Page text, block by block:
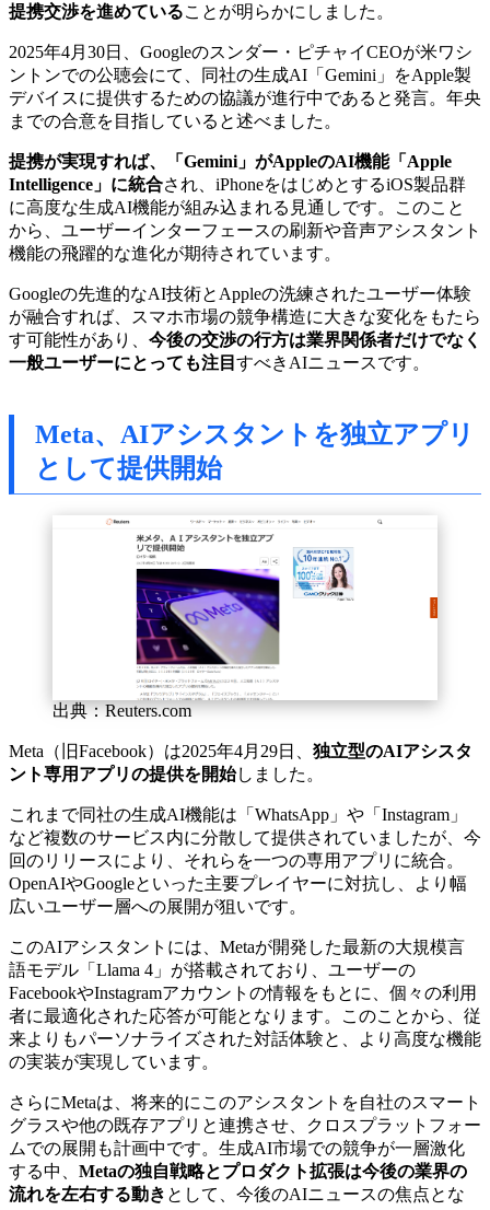
提携交渉を進めていることが明らかにしました。
2025年4月30日、Googleのスンダー・ピチャイCEOが米ワシ
ントンでの公聴会にて、同社の生成AI「Gemini」をApple製
デバイスに提供するための協議が進行中であると発言。年央
までの合意を目指していると述べました。
提携が実現すれば、「Gemini」がAppleのAI機能「Apple
Intelligence」に統合され、iPhoneをはじめとするiOS製品群
に高度な生成AI機能が組み込まれる見通しです。このこと
から、ユーザーインターフェースの刷新や音声アシスタント
機能の飛躍的な進化が期待されています。
Googleの先進的なAI技術とAppleの洗練されたユーザー体験
が融合すれば、スマホ市場の競争構造に大きな変化をもたら
す可能性があり、 今後の交渉の行方は業界関係者だけでなく
一般ユーザーにとっても注目 すべきAIニュースです。
Meta、AIアシスタントを独立アプリ
として提供開始
出典：Reuters.com
Meta（旧Facebook）は2025年4月29日、 独立型のAIアシスタ
ント専用アプリの提供を開始しました。
これまで同社の生成AI機能は「WhatsApp」や「Instagram」
など複数のサービス内に分散して提供されていましたが、今
回のリリースにより、それらを一つの専用アプリに統合。
OpenAIやGoogleといった主要プレイヤーに対抗し、より幅
広いユーザー層への展開が狙いです。
このAIアシスタントには、Metaが開発した最新の大規模言
語モデル「Llama 4」が搭載されており、ユーザーの
FacebookやInstagramアカウントの情報をもとに、個々の利用
者に最適化された応答が可能となります。このことから、従
来よりもパーソナライズされた対話体験と、より高度な機能
の実装が実現しています。
さらにMetaは、将来的にこのアシスタントを自社のスマート
グラスや他の既存アプリと連携させ、クロスプラットフォー
ムでの展開も計画中です。生成AI市場での競争が一層激化
する中、 Metaの独自戦略とプロダクト拡張は今後の業界の
流れを左右する動き として、今後のAIニュースの焦点とな